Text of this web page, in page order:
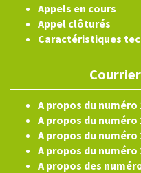
Appels en cours
Appel clôturés
Caractéristiques
A propos du numéro
A propos du numéro
A propos du numéro
A propos du numéro
A propos des